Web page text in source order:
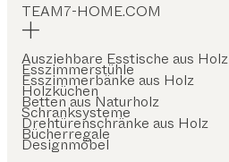
TEAM7-HOME.COM
Ausziehbare Esstische aus Holz
Esszimmerstühle
Esszimmerbänke aus Holz
Holzküchen
Betten aus Naturholz
Schranksysteme
Drehtürenschränke aus Holz
Bücherregale
Designmöbel